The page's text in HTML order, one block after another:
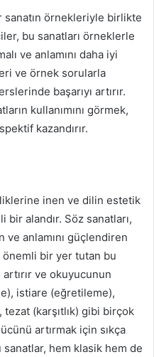
sanatın örnekleriyle birlikte
bu sanatları örneklerle
ve anlamını daha iyi
ve örnek sorularla
başarıyı artırır.
kullanımını görmek,
kazandırır.
inen ve dilin estetik
bir alandır. Söz sanatları,
anlamını güçlendiren
bir yer tutan bu
ve okuyucunun
istiare (eğretileme),
tezat (karşıtlık) gibi birçok
artırmak için sıkça
hem klasik hem de